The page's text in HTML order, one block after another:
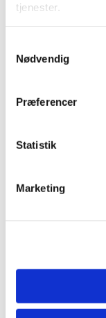
tjenester.
Nødvendig
Præferencer
Statistik
Marketing